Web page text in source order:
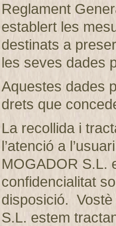
Reglament
establert les
destinats a
les seves dades
Aquestes dades
drets que
La recollida i
l’atenció a
MOGADOR S.L.
confidencialitat
disposició.
S.L. estem